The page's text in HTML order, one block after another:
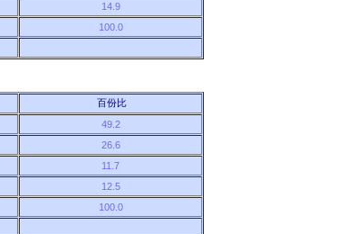
14.9
100.0
百份比
49.2
26.6
11.7
12.5
100.0